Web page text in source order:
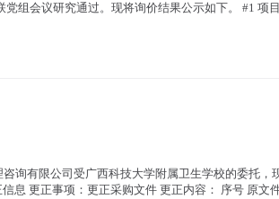
组会议研究通过。现将询价结果公示如下。 #1 项
询有限公司受广西科技大学附属卫生学校的委托，
息 更正事项：更正采购文件 更正内容： 序号 原文